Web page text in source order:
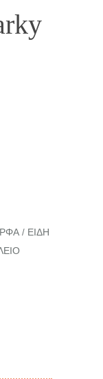
/ ΕΙΔΗ